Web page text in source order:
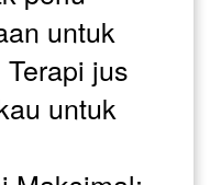
untuk
jus
untuk